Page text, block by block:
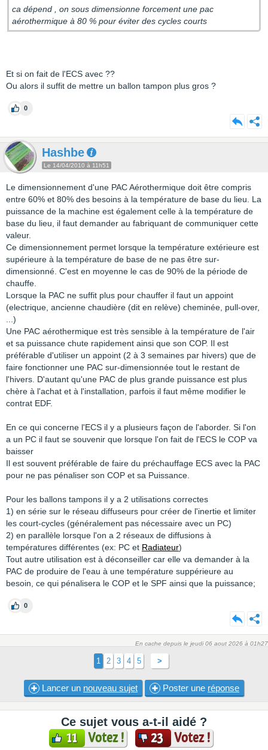
ca dépend , on sous dimensionne forcement une pac
aérothermique à 80 % pour éviter des cycles courts
Et si on fait de l'ECS avec ??
Ou alors il suffit de mettre un ballon tampon plus gros ?
0
Hashbe
Le 14/04/2010 à 11h51
Le dimensionnement d'une PAC Aérothermique doit être compris
entre 60% et 80% des besoins à la température de base du lieu. La
puissance de la machine est également celle à la température de
base du lieu, il faut demander au fabriquant de communiquer cette
valeur.
Ce dimensionnement permet lorsque la température extérieure est
supérieure à la température de base de ne pas être sur-
dimensionné. C'est en moyenne le cas de 90% de la période de
chauffe.
Lorsque la PAC ne suffit plus pour chauffer il faut un appoint
(electrique, ancienne chaudière (dit en relève) cheminée, pull-over,
...)
Une PAC aérothermique est très sensible à la température de l'air
et sa puissance chute rapidement ainsi que son COP. Il est
préférable d'utiliser un appoint (2 à 3 semaines par hivers) que de
faire fonctionner une PAC sur-dimensionnée tout le restant de
l'hivers. D'autant qu'une PAC de plus grande puissance est plus
chère à l'achat et à l'installation, parfois il faut même modifier le
contrat EDF.
En ce qui concerne l'ECS il y a plusieurs façon de l'aborder. Si l'on
a un PC il faut se souvenir que lorsque l'on fait de l'ECS le COP va
baisser
Il est souvent préférable de faire du préchauffage ECS avec la PAC
pour ne pas pénaliser son COP et sa Puissance.
Pour les ballons tampons il y a 2 utilisations correctes
1) en série sur le réseau diffuseurs pour créer de l'inertie et limiter
les court-cycles (généralement pas nécessaire avec un PC)
2) en parallèle lorsque l'on a 2 réseaux de diffusions à
températures différentes (ex: PC et Radiateur)
Tout autre utilisation est à déconseiller car elle va demander à la
PAC de produire de l'eau à une température suppérieure au
besoin, ce qui pénalisera le COP et le SPF ainsi que la puissance;
0
En cache depuis le jeudi 06 aout 2026 à 01h27
1 2 3 4 5 >
Lancer un nouveau sujet Poster une réponse
Ce sujet vous a-t-il aidé ?
11 Votez ! 23 Votez !